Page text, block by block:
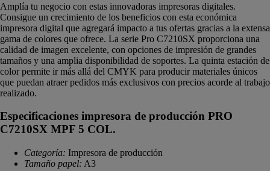
Amplía tu negocio con estas innovadoras impresoras digitales.
Consigue un crecimiento de los beneficios con esta económica
impresora digital que agregará impacto a tus ofertas gracias a la extensa
gama de colores que ofrece. La serie Pro C7210SX proporciona una
calidad de imagen excelente, con opciones de impresión de grandes
tamaños y una amplia disponibilidad de soportes. La quinta estación de
color permite ir más allá del CMYK para producir materiales únicos
que puedan atraer pedidos más exclusivos con precios acorde al trabajo
realizado.
Especificaciones impresora de producción PRO
C7210SX MPF 5 COL.
Categoría: Impresora de producción
Tamaño papel: A3